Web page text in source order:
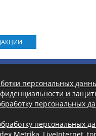
персональных
и
персональных
персональных